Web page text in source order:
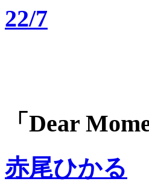
22/7
「Dear
赤尾ひかる